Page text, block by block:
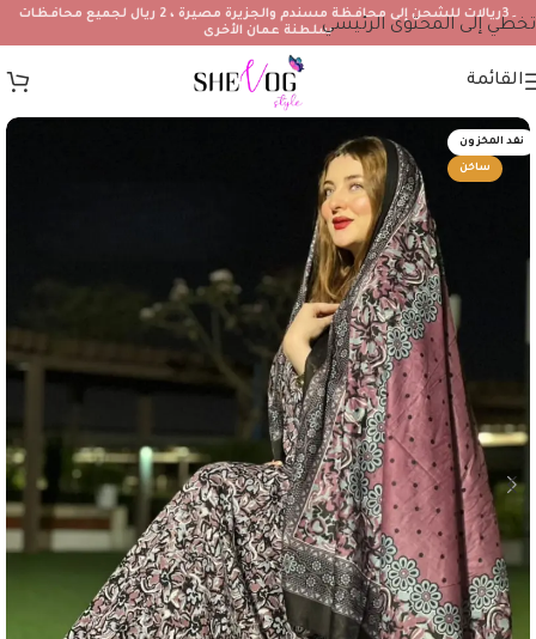
تخطي إلى المحتوى الرئيسي
۔3ريالات للشحن إلى محافظة مسندم والجزيرة مصيرة ، 2 ريال لجميع محافظات
سلطنة عمان الأخرى
القائمة
نفد المخزون
ساخن